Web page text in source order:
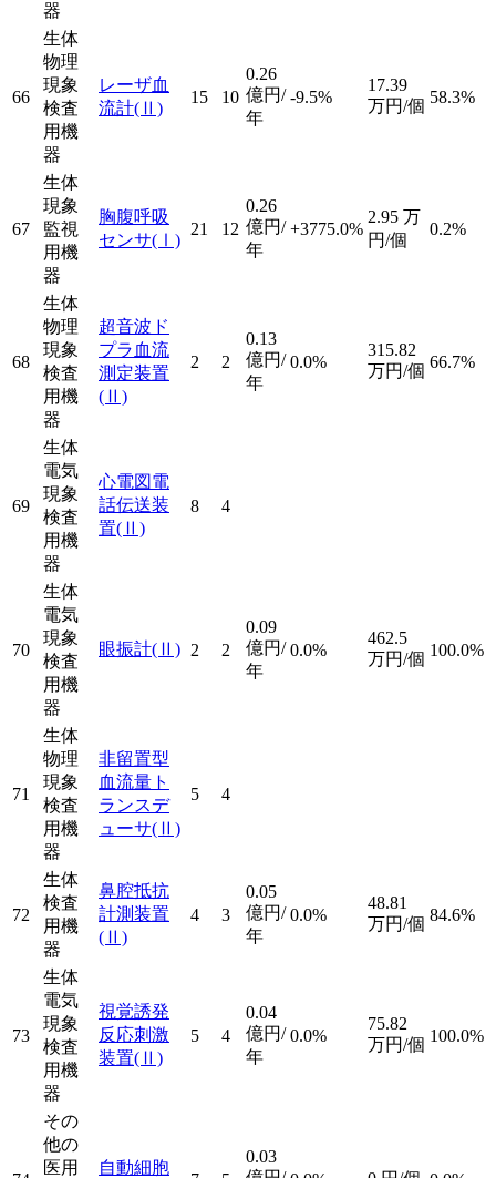
器
66
生体
物理
現象
検査
用機
器
レーザ血
流計(Ⅱ)
15 10
0.26
億円/
年
-9.5%
17.39
万円/個 58.3%
67
生体
現象
監視
用機
器
胸腹呼吸
センサ(Ⅰ)
21 12
0.26
億円/
年
+3775.0%
2.95 万
円/個
0.2%
68
生体
物理
現象
検査
用機
器
超音波ド
プラ血流
測定装置
(Ⅱ)
2 2
0.13
億円/
年
0.0%
315.82
万円/個 66.7%
69
生体
電気
現象
検査
用機
器
心電図電
話伝送装
置(Ⅱ)
8 4
70
生体
電気
現象
検査
用機
器
眼振計(Ⅱ) 2 2
0.09
億円/
年
0.0%
462.5
万円/個 100.0%
71
生体
物理
現象
検査
用機
器
非留置型
血流量ト
ランスデ
ューサ(Ⅱ)
5 4
72
生体
検査
用機
器
鼻腔抵抗
計測装置
(Ⅱ)
4 3
0.05
億円/
年
0.0%
48.81
万円/個 84.6%
73
生体
電気
現象
検査
用機
器
視覚誘発
反応刺激
装置(Ⅱ)
5 4
0.04
億円/
年
0.0%
75.82
万円/個 100.0%
その
他の
医用
自動細胞
0.03